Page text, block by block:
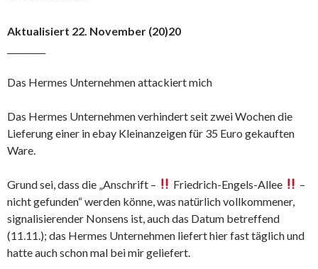
Aktualisiert 22. November (20)20
Das Hermes Unternehmen attackiert mich
Das Hermes Unternehmen verhindert seit zwei Wochen die
Lieferung einer in ebay Kleinanzeigen für 35 Euro gekauften
Ware.
Grund sei, dass die „Anschrift – Friedrich-Engels-Allee
–
nicht gefunden“ werden könne, was natürlich vollkommener,
signalisierender Nonsens ist, auch das Datum betreffend
(11.11.); das Hermes Unternehmen liefert hier fast täglich und
hatte auch schon mal bei mir geliefert.